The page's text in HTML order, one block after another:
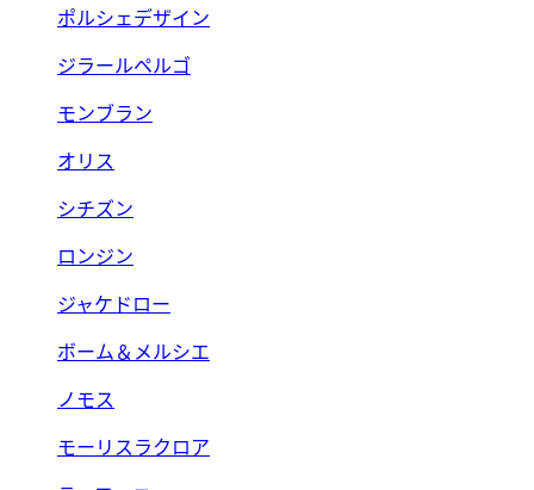
ポルシェデザイン
ジラールペルゴ
モンブラン
オリス
シチズン
ロンジン
ジャケドロー
ボーム＆メルシエ
ノモス
モーリスラクロア